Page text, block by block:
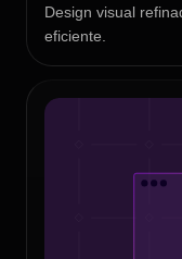
Design visual
eficiente.